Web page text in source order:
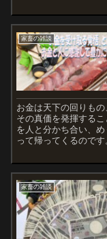
家畜の雑談
お金は天下の回りも
その真価を発揮する
を人と分かち合い、
って帰ってくるので
家畜の雑談